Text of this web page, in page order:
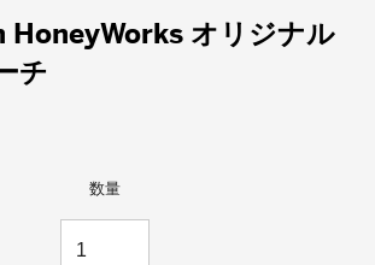
HoneyWorks オリジナル
チ
数量